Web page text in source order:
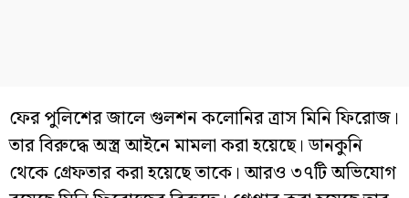
ফের পুলিশের জালে গুলশন কলোনির ত্রাস মিনি ফিরোজ।
তার বিরুদ্ধে অস্ত্র আইনে মামলা করা হয়েছে। ডানকুনি
থেকে গ্রেফতার করা হয়েছে তাকে। আরও ৩৭টি অভিযোগ